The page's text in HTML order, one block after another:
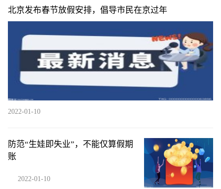
北京发布春节放假安排，倡导市民在京过年
2022-01-10
防范“生娃即失业”，不能仅算假期
账
2022-01-10